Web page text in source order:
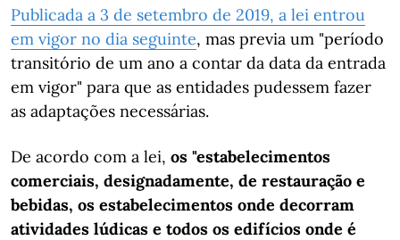
Publicada a 3 de setembro de 2019, a lei entrou
em vigor no dia seguinte, mas previa um "período
transitório de um ano a contar da data da entrada
em vigor" para que as entidades pudessem fazer
as adaptações necessárias.
De acordo com a lei, os "estabelecimentos
comerciais, designadamente, de restauração e
bebidas, os estabelecimentos onde decorram
atividades lúdicas e todos os edifícios onde é